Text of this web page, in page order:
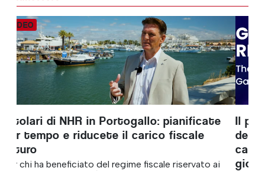
Il percorso tematico “Normative globali”
dell’SBC Summit affronta i principali
cambiamenti normativi nel settore del
gioco d’azzardo